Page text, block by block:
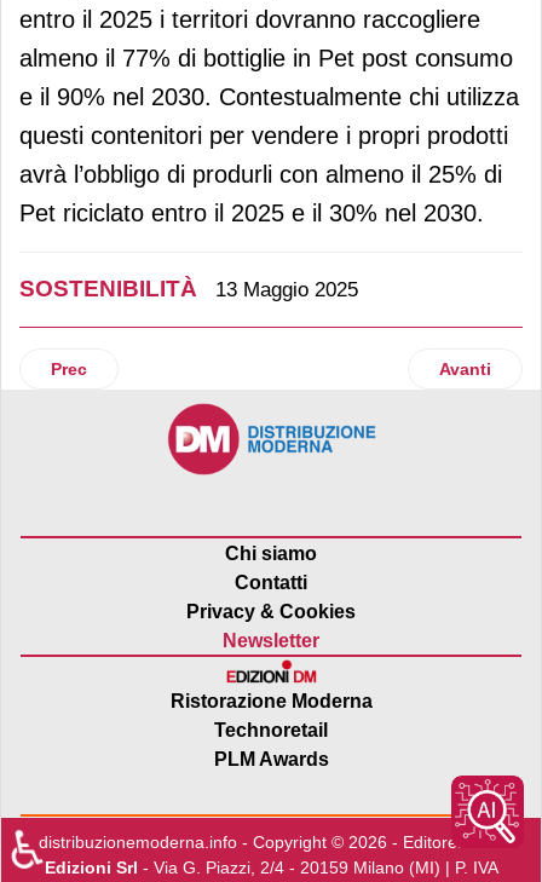
entro il 2025 i territori dovranno raccogliere
almeno il 77% di bottiglie in Pet post consumo
e il 90% nel 2030. Contestualmente chi utilizza
questi contenitori per vendere i propri prodotti
avrà l’obbligo di produrli con almeno il 25% di
Pet riciclato entro il 2025 e il 30% nel 2030.
SOSTENIBILITÀ 13 Maggio 2025
Articolo precedente: L'Oréal presenta i risultati di L’Oréal
Prec Articolo
Avanti
Chi siamo
Contatti
Privacy & Cookies
Newsletter
Ristorazione Moderna
Technoretail
PLM Awards
distribuzionemoderna.info - Copyright © 2026 - Editore:Edra
Edizioni Srl - Via G. Piazzi, 2/4 - 20159 Milano (MI) | P. IVA